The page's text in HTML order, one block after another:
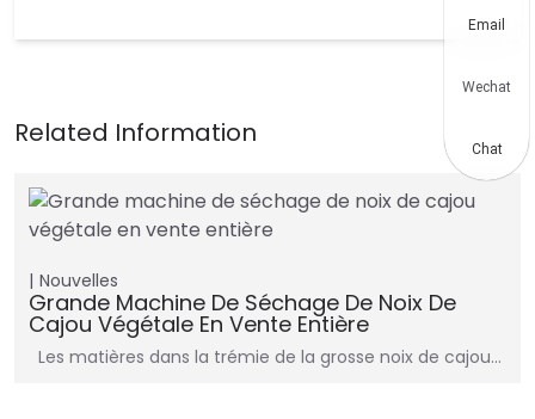
Nouvelles
Grande Machine De Séchage De Noix De
Cajou Végétale En Vente Entière
Les matières dans la trémie de la grosse noix de cajou…
Email
Wechat
Chat